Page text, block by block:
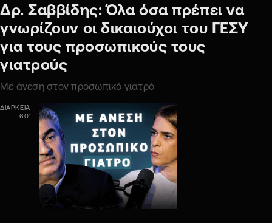
Δρ. Σαββίδης: Όλα όσα πρέπει να
γνωρίζουν οι δικαιούχοι του ΓΕΣΥ
για τους προσωπικούς τους
γιατρούς
Με άνεση στον προσωπικό γιατρό
ΔΙΑΡΚΕΙΑ
60'